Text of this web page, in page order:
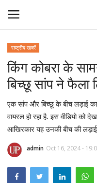
Home
Contact Us
राष्ट्रीय खबरें
उत्तर प्रदेश
बिज़नेस
राष्ट्रीय खबरें
किंग कोबरा के
बिच्छू सांप ने
एक सांप और बिच्छू के बीच लड़ाई
वायरल हो रहा है. इस वीडियो को
आखिरकार यह उनकी बीच की
admin Oct 16, 2024 -